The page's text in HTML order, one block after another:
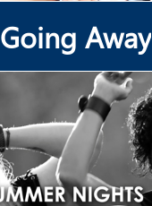
Going Away